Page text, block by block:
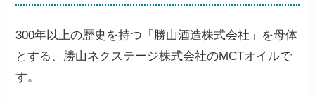
300年以上の歴史を持つ「勝山酒造株式会社」を母体
とする、勝山ネクステージ株式会社のMCTオイルで
す。